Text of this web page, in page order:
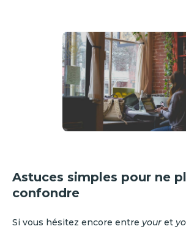
Astuces simples pour ne
confondre
Si vous hésitez encore entre your et